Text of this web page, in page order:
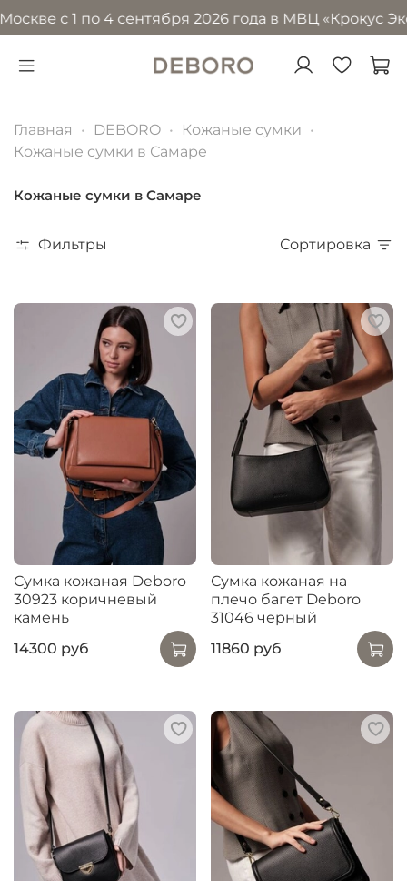
с 1 по 4 сентября 2026 года в МВЦ «Крокус Экспо»
Главная DEBORO
Кожаные сумки
Кожаные сумки в Самаре
Кожаные сумки в Самаре
Фильтры Сортировка
Сумка кожаная Deboro
30923 коричневый
камень
14300 руб
Сумка кожаная на
плечо багет Deboro
31046 черный
11860 руб